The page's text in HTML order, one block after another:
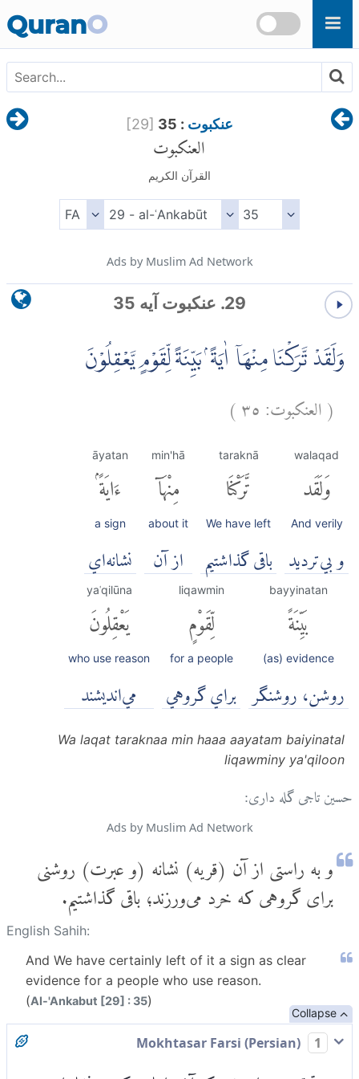
QuranO
[29] عنكبوت : 35
العنكبوت
القرآن الكريم
Ads by Muslim Ad Network
29. عنكبوت آیه 35
وَلَقَدْ تَّرَكْنَا مِنْهَآ اٰيَةً ۢ بَيِّنَةً لِّقَوْمٍ يَّعْقِلُوْنَ
(العنكبوت:٣٥)
walaqad
وَلَقَد
And verily
و بي‌ترديد
taraknā
تَّرَكْنَا
We have left
باقی گذاشتیم
min'hā
مِنْهَآ
about it
از آن
āyatan
ءَايَةًۢ
a sign
نشانه‌اي
bayyinatan
بَيِّنَةً
(as) evidence
روشن، روشنگر
liqawmin
لِّقَوْمٍ
for a people
براي گروهي
yaʿqilūna
يَعْقِلُونَ
who use reason
مي‌انديشند
Wa laqat taraknaa min haaa aayatam baiyinatal
liqawminy ya'qiloon
حسین تاجی گله داری:
Ads by Muslim Ad Network
و به راستی از آن (قریه) نشانه (و عبرت) روشنی
برای گروهی که خرد می‌ورزند؛ باقی گذاشتیم.
English Sahih:
And We have certainly left of it a sign as clear
evidence for a people who use reason.
(Al-'Ankabut [29] : 35)
Collapse
1